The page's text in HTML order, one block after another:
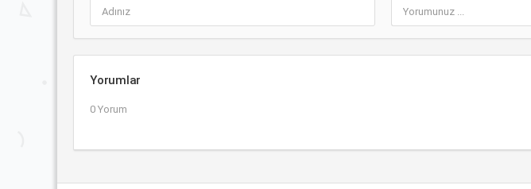
Yorumlar
0 Yorum